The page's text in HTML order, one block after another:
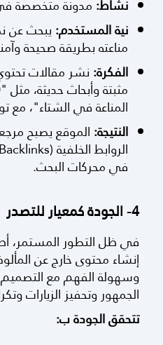
نشاط: مدونة متخصصة
نية المستخدم:يبحث عن
مناعته بطريقة صحيحة
الفكرة: نشر مقالات
المناعة في الشتاء"، مع
النتيجة: الموقع يصبح
في محركات البحث.
4- الجودة كمعيار للتصدر
في ظل التطور المستمر،
إنشاء محتوى خارج عن
وسهولة الفهم مع
الجمهور وتحفيز الزيارات
تتحقق الجودة ب: